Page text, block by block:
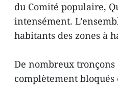
du Comité populaire,
intensément.
habitants des zones à
De nombreux
complètement bloqués